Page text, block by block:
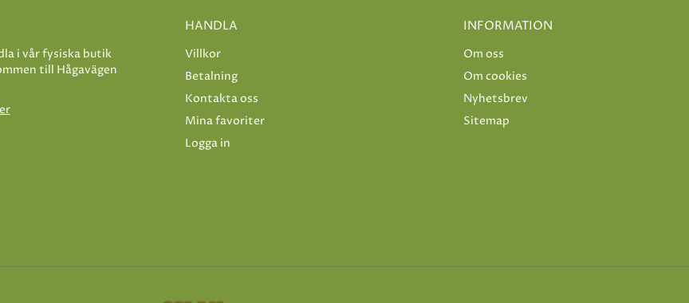
i vår fysiska butik
till Hågavägen
HANDLA
Villkor
Betalning
Kontakta oss
Mina favoriter
Logga in
INFORMATION
Om oss
Om cookies
Nyhetsbrev
Sitemap